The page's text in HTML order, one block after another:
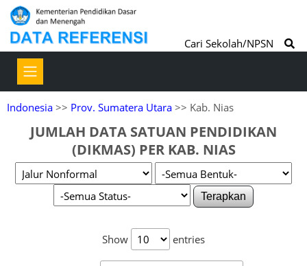
Cari Sekolah/NPSN
Indonesia >> Prov. Sumatera Utara >> Kab. Nias
JUMLAH DATA SATUAN PENDIDIKAN
(DIKMAS) PER KAB. NIAS
Terapkan
Show entries